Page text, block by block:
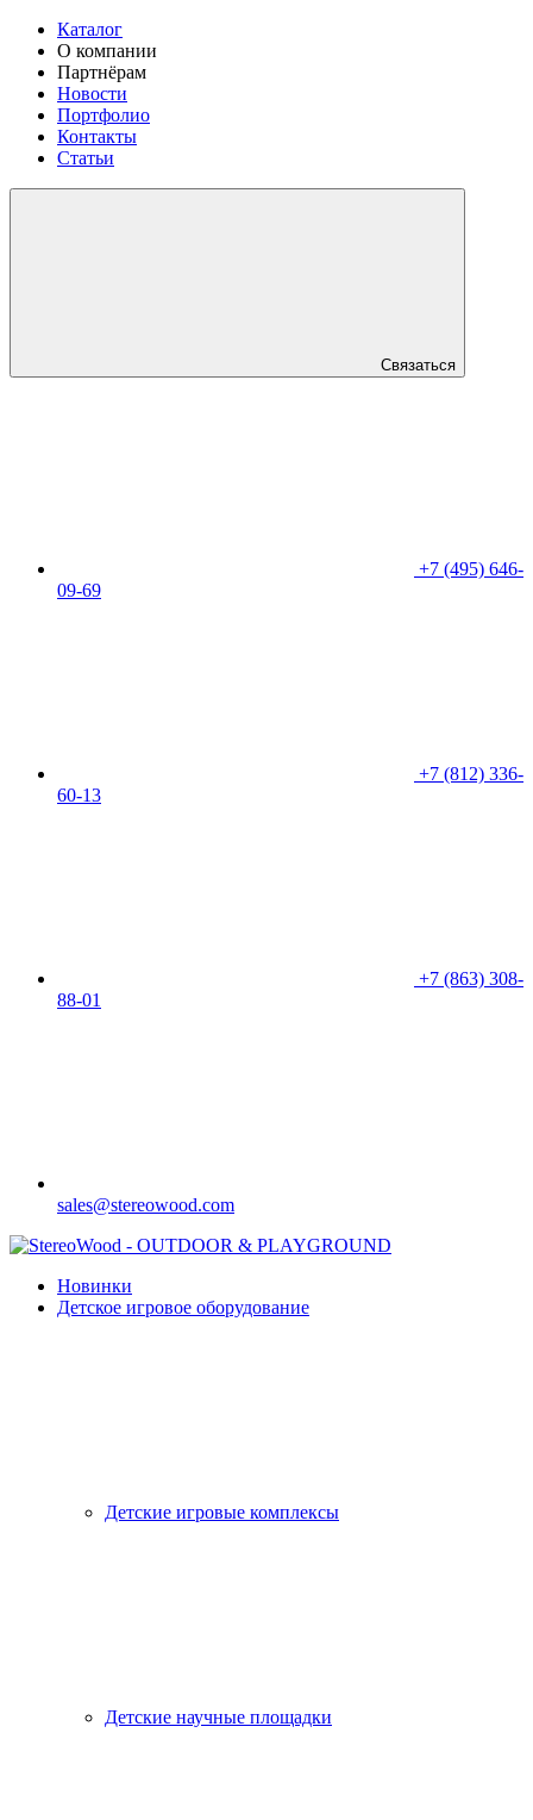
Каталог
О компании
Партнёрам
Новости
Портфолио
Контакты
Статьи
Связаться
+7 (495) 646-
09-69
+7 (812) 336-
60-13
+7 (863) 308-
88-01
sales@stereowood.com
Новинки
Детское игровое оборудование
Детские игровые комплексы
Детские научные площадки